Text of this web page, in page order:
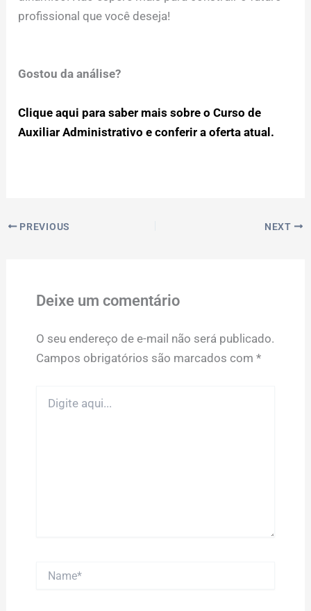
profissional que você deseja!
Gostou da análise?
Clique aqui para saber mais sobre o Curso de
Auxiliar Administrativo e conferir a oferta atual.
PREVIOUS NEXT
Deixe um comentário
O seu endereço de e-mail não será publicado.
Campos obrigatórios são marcados com *
aqui...